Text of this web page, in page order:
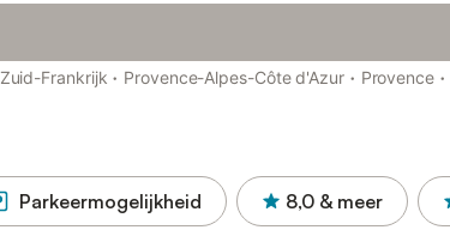
Zuid-Frankrijk · Provence-Alpes-Côte d'Azur · Provence ·
Parkeermogelijkheid 8,0 & meer